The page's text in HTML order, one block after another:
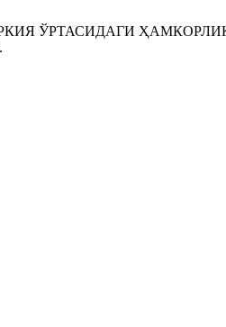
ЎРТАСИДАГИ